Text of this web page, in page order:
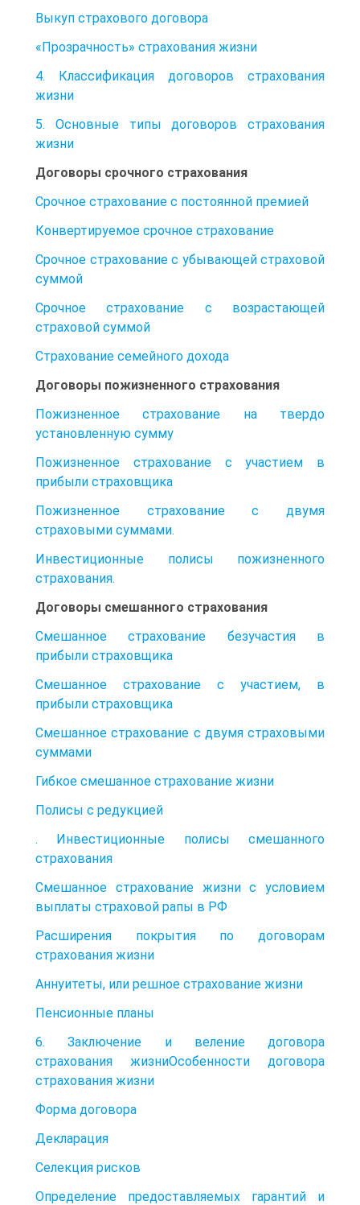
Выкуп страхового договора
«Прозрачность» страхования жизни
4. Классификация договоров страхования
жизни
5. Основные типы договоров страхования
жизни
Договоры срочного страхования
Срочное страхование с постоянной премией
Конвертируемое срочное страхование
Срочное страхование с убывающей страховой
суммой
Срочное страхование с возрастающей
страховой суммой
Страхование семейного дохода
Договоры пожизненного страхования
Пожизненное страхование на твердо
установленную сумму
Пожизненное страхование с участием в
прибыли страховщика
Пожизненное страхование с двумя
страховыми суммами.
Инвестиционные полисы пожизненного
страхования.
Договоры смешанного страхования
Смешанное страхование безучастия в
прибыли страховщика
Смешанное страхование с участием, в
прибыли страховщика
Смешанное страхование с двумя страховыми
суммами
Гибкое смешанное страхование жизни
Полисы с редукцией
. Инвестиционные полисы смешанного
страхования
Смешанное страхование жизни с условием
выплаты страховой рапы в РФ
Расширения покрытия по договорам
страхования жизни
Аннуитеты, или решное страхование жизни
Пенсионные планы
6. Заключение и веление договора
страхования жизниОсобенности договора
страхования жизни
Форма договора
Декларация
Селекция рисков
Определение предоставляемых гарантий и